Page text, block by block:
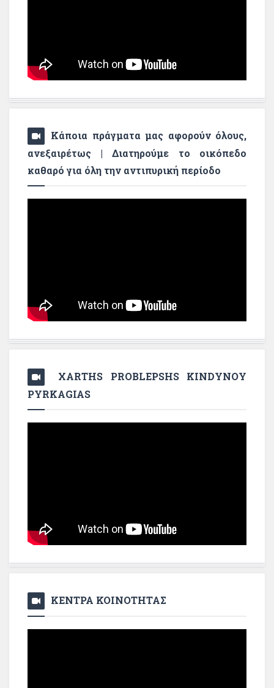
Κάποια πράγματα μας αφορούν όλους,
ανεξαιρέτως | Διατηρούμε το οικόπεδο
καθαρό για όλη την αντιπυρική περίοδο
XARTHS PROBLEPSHS KINDYNOY
PYRKAGIAS
ΚΕΝΤΡΑ ΚΟΙΝΟΤΗΤΑΣ